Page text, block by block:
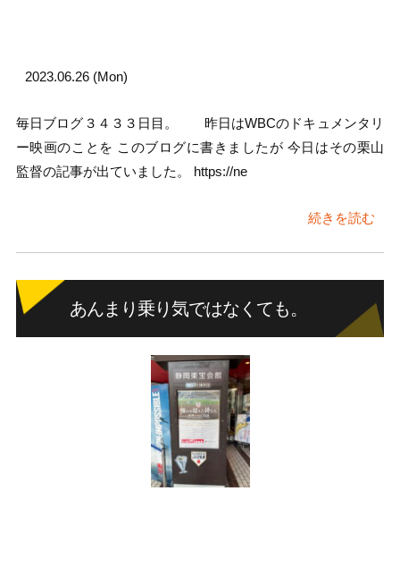
2023.06.26 (Mon)
毎日ブログ３４３３日目。 昨日はWBCのドキュメンタリ
ー映画のことを このブログに書きましたが 今日はその栗山
監督の記事が出ていました。 https://ne
続きを読む
あんまり乗り気ではなくても。